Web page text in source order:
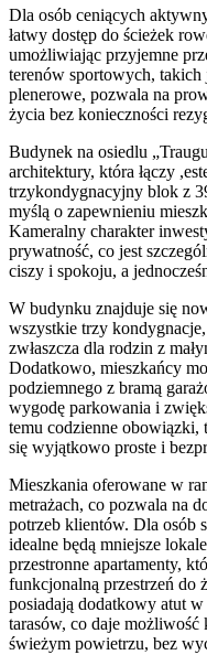
Dla osób ceniących
łatwy dostęp do ścieżek
umożliwiając przyjemne
terenów sportowych, takich
plenerowe, pozwala na
życia bez konieczności
Budynek na osiedlu
architektury, która łączy
trzykondygnacyjny blok z
myślą o zapewnieniu
Kameralny charakter
prywatność, co jest
ciszy i spokoju, a
W budynku znajduje się
wszystkie trzy
zwłaszcza dla rodzin z
Dodatkowo, mieszkańcy
podziemnego z bramą
wygodę parkowania i
temu codzienne obowiązki,
się wyjątkowo proste i
Mieszkania oferowane w
metrażach, co pozwala na
potrzeb klientów. Dla osób
idealne będą mniejsze
przestronne apartamenty,
funkcjonalną przestrzeń do
posiadają dodatkowy atut
tarasów, co daje możliwość
świeżym powietrzu, bez